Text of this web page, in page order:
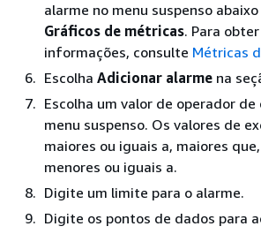
alarme no menu suspenso
Gráficos de métricas. Para
informações, consulte Métricas
Escolha Adicionar alarme na
Escolha um valor de operador de
menu suspenso. Os valores de
maiores ou iguais a, maiores
menores ou iguais a.
Digite um limite para o alarme.
Digite os pontos de dados para